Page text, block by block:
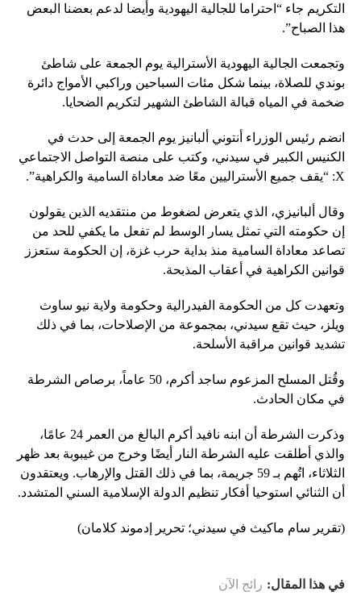
التكريم جاء “احتراما للجالية اليهودية وأيضا لدعم بعضنا البعض
هذا الصباح”.
وتجمعت الجالية اليهودية الأسترالية يوم الجمعة على شاطئ
بوندي للصلاة، بينما شكل مئات السباحين وراكبي الأمواج دائرة
ضخمة في المياه قبالة الشاطئ الشهير لتكريم الضحايا.
انضم رئيس الوزراء أنتوني ألبانيز يوم الجمعة إلى حدث في
الكنيس الكبير في سيدني، وكتب على منصة التواصل الاجتماعي
X: “يقف جميع الأستراليين معًا ضد معاداة السامية والكراهية”.
وقال ألبانيزي، الذي يتعرض لضغوط من منتقديه الذين يقولون
إن حكومته التي تمثل يسار الوسط لم تفعل ما يكفي للحد من
تصاعد معاداة السامية منذ بداية حرب غزة، إن الحكومة ستعزز
قوانين الكراهية في أعقاب المذبحة.
وتعهدت كل من الحكومة الفيدرالية وحكومة ولاية نيو ساوث
ويلز، حيث تقع سيدني، بمجموعة من الإصلاحات، بما في ذلك
تشديد قوانين مراقبة الأسلحة.
وقُتل المسلح المزعوم ساجد أكرم، 50 عاماً، برصاص الشرطة
في مكان الحادث.
وذكرت الشرطة أن ابنه نافيد أكرم البالغ من العمر 24 عامًا،
والذي أطلقت عليه الشرطة النار أيضًا وخرج من غيبوبة بعد ظهر
الثلاثاء، اتُهم بـ 59 جريمة، بما في ذلك القتل والإرهاب. ويعتقدون
أن الثنائي استوحيا أفكار تنظيم الدولة الإسلامية السني المتشدد.
(تقرير سام ماكيث في سيدني؛ تحرير إدموند كلامان)
في هذا المقال: رائج الآن